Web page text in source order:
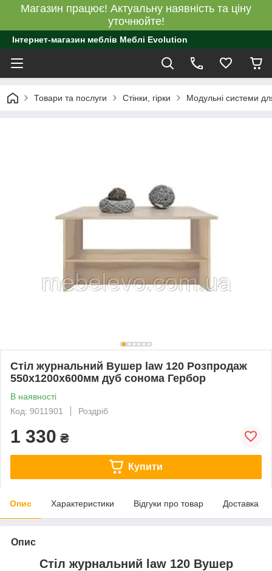
Магазин працює! Актуальну наявність та ціну
уточнюйте!
Інтернет-магазин меблів Меблі Evolution
Товари та послуги Стінки, гірки Модульні системи
Стіл журнальний Вушер law 120 Розпродаж
550х1200х600мм дуб сонома Гербор
В наявності
Код: 9011901
Роздріб
1 330 ₴
Купити
Опис Характеристики Відгуки про товар Доставка
Опис
Стіл журнальний law 120 Вушер